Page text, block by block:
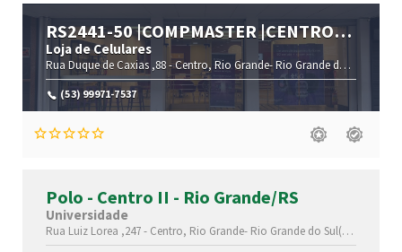
RS2441-50 |COMPMASTER |CENTRO
|RIO GRANDE |RS
Loja de Celulares
Rua Duque de Caxias ,88 -Centro, Rio Grande-Rio Grande do Sul(RS)
(53) 99971-7537
Polo - Centro II - Rio Grande/RS
Universidade
Rua Luiz Lorea ,247 - Centro, Rio Grande- Rio Grande do Sul(RS)